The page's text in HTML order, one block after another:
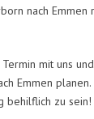
nach Emmen
mit uns
Emmen
behilflich zu sein!